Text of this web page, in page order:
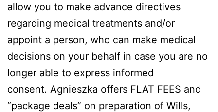
allow you to make advance directives
regarding medical treatments and/or
appoint a person, who can make medical
decisions on your behalf in case you are no
longer able to express informed
consent. Agnieszka offers FLAT FEES and
“package deals” on preparation of Wills,